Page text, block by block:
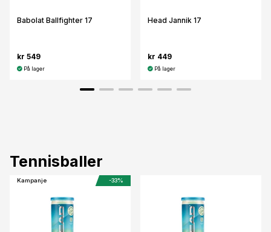
Babolat Ballfighter 17
kr 549
På lager
Head Jannik 17
kr 449
På lager
Tennisballer
Kampanje -33%